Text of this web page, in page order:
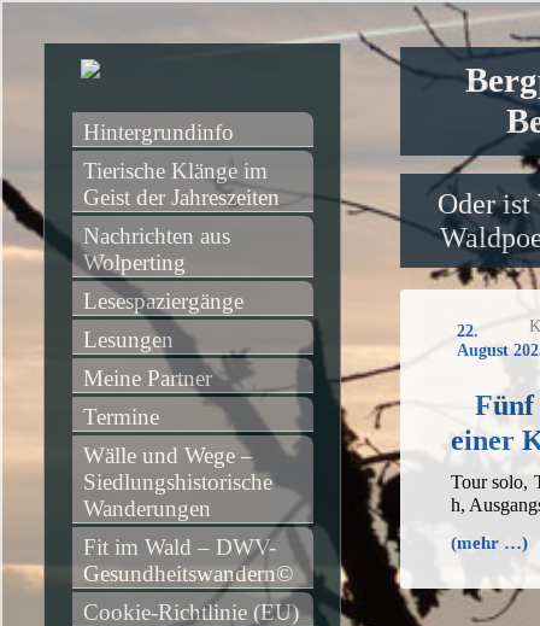
Oder ist
22.
August
Fünf
einer
Tour solo,
h,
(mehr …)
Hintergrundinfo
Tierische Klänge im
Geist der Jahreszeiten
Nachrichten aus
Wolperting
Lesespaziergänge
Lesungen
Meine Partner
Termine
Wälle und Wege –
Siedlungshistorische
Wanderungen
Fit im Wald – DWV-
Gesundheitswandern©
Cookie-Richtlinie (EU)